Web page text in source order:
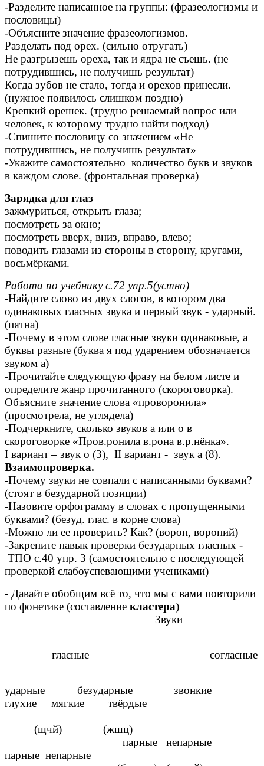
-Разделите написанное на группы: (фразеологизмы и
пословицы)
-Объясните значение фразеологизмов.
Разделать под орех. (сильно отругать)
Не разгрызешь ореха, так и ядра не съешь. (не
потрудившись, не получишь результат)
Когда зубов не стало, тогда и орехов принесли.
(нужное появилось слишком поздно)
Крепкий орешек. (трудно решаемый вопрос или
человек, к которому трудно найти подход)
-Спишите пословицу со значением «Не
потрудившись, не получишь результат»
-Укажите самостоятельно количество букв и звуков
в каждом слове. (фронтальная проверка)
Зарядка для глаз
зажмуриться, открыть глаза;
посмотреть за окно;
посмотреть вверх, вниз, вправо, влево;
поводить глазами из стороны в сторону, кругами,
восьмёрками.
Работа по учебнику с.72 упр.5(устно)
-Найдите слово из двух слогов, в котором два
одинаковых гласных звука и первый звук - ударный.
(пятна)
-Почему в этом слове гласные звуки одинаковые, а
буквы разные (буква я под ударением обозначается
звуком а)
-Прочитайте следующую фразу на белом листе и
определите жанр прочитанного (скороговорка).
Объясните значение слова «проворонила»
(просмотрела, не углядела)
-Подчеркните, сколько звуков а или о в
скороговорке «Пров.ронила в.рона в.р.нёнка».
I вариант – звук о (3), II вариант - звук а (8).
Взаимопроверка.
-Почему звуки не совпали с написанными буквами?
(стоят в безударной позиции)
-Назовите орфограмму в словах с пропущенными
буквами? (безуд. глас. в корне слова)
-Можно ли ее проверить? Как? (ворон, вороний)
-Закрепите навык проверки безударных гласных -
ТПО с.40 упр. 3 (самостоятельно с последующей
проверкой слабоуспевающими учениками)
- Давайте обобщим всё то, что мы с вами повторили
по фонетике (составление кластера)
Звуки
гласные согласные
ударные безударные звонкие
глухие мягкие твёрдые
(щчй) (жшц)
парные непарные
парные непарные